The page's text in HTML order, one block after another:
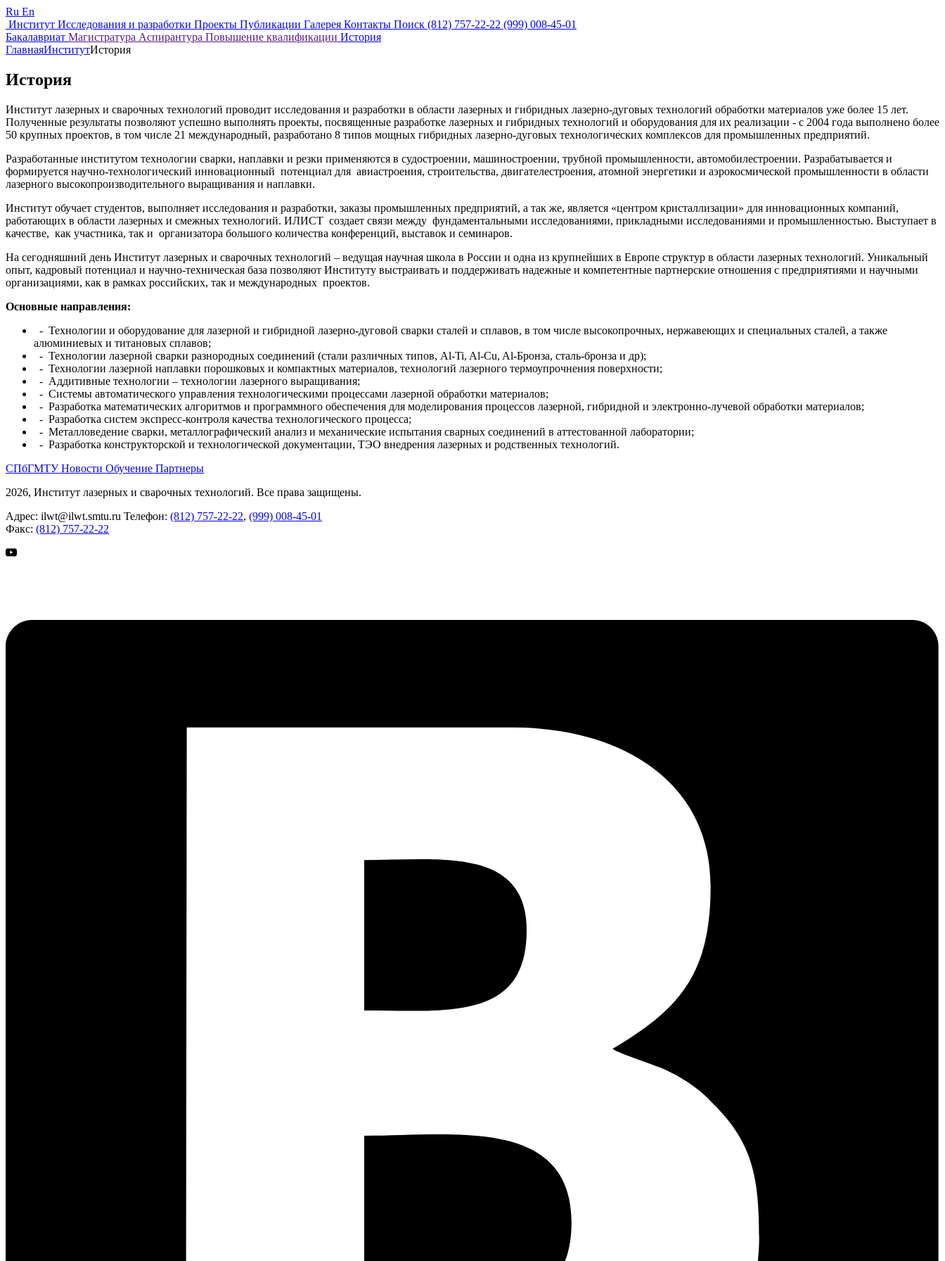
Ru En
Институт Исследования и разработки Проекты Публикации Галерея Контакты Поиск (812) 757-22-22 (999) 008-45-01
Бакалавриат Магистратура Аспирантура Повышение квалификации История
ГлавнаяИнститутИстория
История
Институт лазерных и сварочных технологий проводит исследования и разработки в области лазерных и гибридных лазерно-дуговых технологий обработки материалов уже более 15 лет.
Полученные результаты позволяют успешно выполнять проекты, посвященные разработке лазерных и гибридных технологий и оборудования для их реализации - с 2004 года выполнено более
50 крупных проектов, в том числе 21 международный, разработано 8 типов мощных гибридных лазерно-дуговых технологических комплексов для промышленных предприятий.
Разработанные институтом технологии сварки, наплавки и резки применяются в судостроении, машиностроении, трубной промышленности, автомобилестроении. Разрабатывается и
формируется научно-технологический инновационный потенциал для авиастроения, строительства, двигателестроения, атомной энергетики и аэрокосмической промышленности в области
лазерного высокопроизводительного выращивания и наплавки.
Институт обучает студентов, выполняет исследования и разработки, заказы промышленных предприятий, а так же, является «центром кристаллизации» для инновационных компаний,
работающих в области лазерных и смежных технологий. ИЛИСТ создает связи между фундаментальными исследованиями, прикладными исследованиями и промышленностью. Выступает в
качестве, как участника, так и организатора большого количества конференций, выставок и семинаров.
На сегодняшний день Институт лазерных и сварочных технологий – ведущая научная школа в России и одна из крупнейших в Европе структур в области лазерных технологий. Уникальный
опыт, кадровый потенциал и научно-техническая база позволяют Институту выстраивать и поддерживать надежные и компетентные партнерские отношения с предприятиями и научными
организациями, как в рамках российских, так и международных проектов.
Основные направления:
- Технологии и оборудование для лазерной и гибридной лазерно-дуговой сварки сталей и сплавов, в том числе высокопрочных, нержавеющих и специальных сталей, а также
алюминиевых и титановых сплавов;
- Технологии лазерной сварки разнородных соединений (стали различных типов, Al-Ti, Al-Cu, Al-Бронза, сталь-бронза и др);
- Технологии лазерной наплавки порошковых и компактных материалов, технологий лазерного термоупрочнения поверхности;
- Аддитивные технологии – технологии лазерного выращивания;
- Системы автоматического управления технологическими процессами лазерной обработки материалов;
- Разработка математических алгоритмов и программного обеспечения для моделирования процессов лазерной, гибридной и электронно-лучевой обработки материалов;
- Разработка систем экспресс-контроля качества технологического процесса;
- Металловедение сварки, металлографический анализ и механические испытания сварных соединений в аттестованной лаборатории;
- Разработка конструкторской и технологической документации, ТЭО внедрения лазерных и родственных технологий.
СПбГМТУНовости Обучение Партнеры
2026, Институт лазерных и сварочных технологий. Все права защищены.
Адрес: ilwt@ilwt.smtu.ru Телефон: (812) 757-22-22, (999) 008-45-01
Факс: (812) 757-22-22